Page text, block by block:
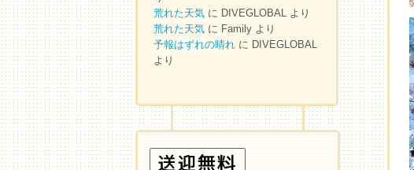
荒れた天気 に DIVEGLOBAL より
荒れた天気 に Family より
予報はずれの晴れ に DIVEGLOBAL
より